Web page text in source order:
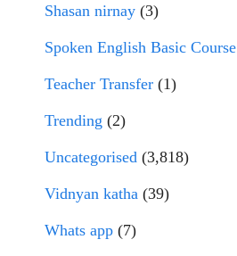
Shasan nirnay (3)
Spoken English Basic Course
Teacher Transfer (1)
Trending (2)
Uncategorised (3,818)
Vidnyan katha (39)
Whats app (7)